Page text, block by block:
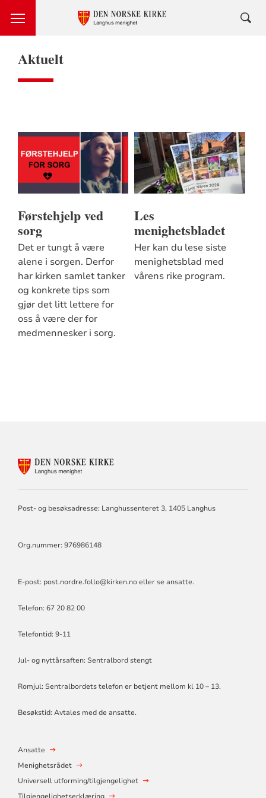
Aktuelt
Førstehjelp ved
sorg
Det er tungt å være
alene i sorgen. Derfor
har kirken samlet tanker
og konkrete tips som
gjør det litt lettere for
oss å være der for
medmennesker i sorg.
Les
menighetsbladet
Her kan du lese siste
menighetsblad med
vårens rike program.
Post- og besøksadresse: Langhussenteret 3, 1405 Langhus
Org.nummer: 976986148
E-post: post.nordre.follo@kirken.noeller se ansatte.
Telefon: 67 20 82 00
Telefontid: 9-11
Jul- og nyttårsaften: Sentralbord stengt
Romjul: Sentralbordets telefon er betjent mellom kl 10 – 13.
Besøkstid: Avtales med de ansatte.
Ansatte
Menighetsrådet
Universell utforming/tilgjengelighet